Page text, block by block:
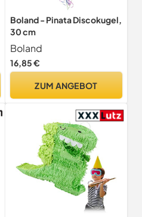
Boland - Pinata Discokugel,
30 cm
Boland
16,85 €
ZUM ANGEBOT